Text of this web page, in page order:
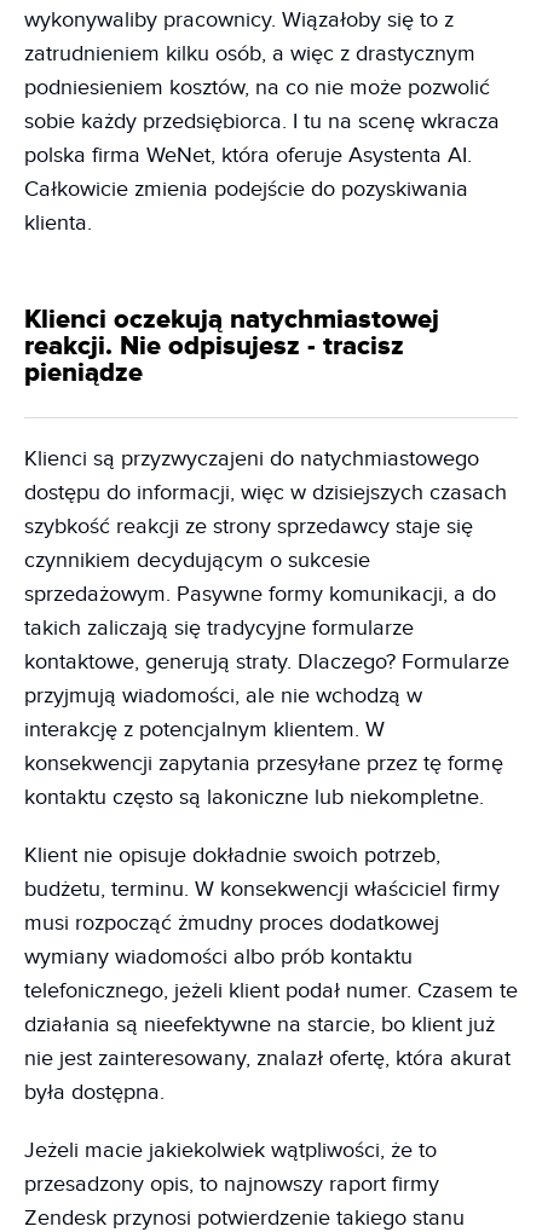
wykonywaliby pracownicy. Wiązałoby się to z
zatrudnieniem kilku osób, a więc z drastycznym
podniesieniem kosztów, na co nie może pozwolić
sobie każdy przedsiębiorca. I tu na scenę wkracza
polska firma WeNet, która oferuje Asystenta AI.
Całkowicie zmienia podejście do pozyskiwania
klienta.
Klienci oczekują natychmiastowej
reakcji. Nie odpisujesz - tracisz
pieniądze
Klienci są przyzwyczajeni do natychmiastowego
dostępu do informacji, więc w dzisiejszych czasach
szybkość reakcji ze strony sprzedawcy staje się
czynnikiem decydującym o sukcesie
sprzedażowym. Pasywne formy komunikacji, a do
takich zaliczają się tradycyjne formularze
kontaktowe, generują straty. Dlaczego? Formularze
przyjmują wiadomości, ale nie wchodzą w
interakcję z potencjalnym klientem. W
konsekwencji zapytania przesyłane przez tę formę
kontaktu często są lakoniczne lub niekompletne.
Klient nie opisuje dokładnie swoich potrzeb,
budżetu, terminu. W konsekwencji właściciel firmy
musi rozpocząć żmudny proces dodatkowej
wymiany wiadomości albo prób kontaktu
telefonicznego, jeżeli klient podał numer. Czasem te
działania są nieefektywne na starcie, bo klient już
nie jest zainteresowany, znalazł ofertę, która akurat
była dostępna.
Jeżeli macie jakiekolwiek wątpliwości, że to
przesadzony opis, to najnowszy raport firmy
Zendesk przynosi potwierdzenie takiego stanu